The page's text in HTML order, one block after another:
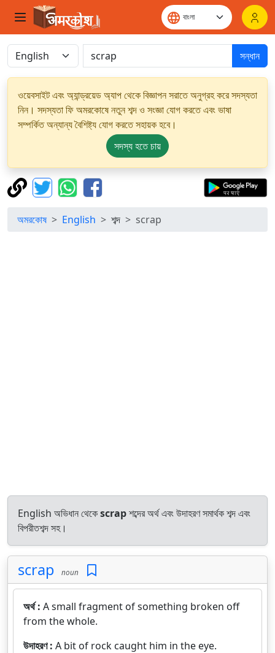
সন্ধান
ওয়েবসাইট এবং অ্যান্ড্রয়েড অ্যাপ থেকে বিজ্ঞাপন সরাতে অনুগ্রহ করে সদস্যতা
নিন। সদস্যতা ফি অমরকোষে নতুন শব্দ ও সংজ্ঞা যোগ করতে এবং ভাষা
সম্পর্কিত অন্যান্য বৈশিষ্ট্য যোগ করতে সহায়ক হবে।
সদস্য হতে চায়
অমরকোষ English শব্দ scrap
English অভিধান থেকেscrapশব্দের অর্থ এবং উদাহরণ সমার্থক শব্দ এবং
বিপরীতশব্দ সহ।
scrap noun
অর্থ : A small fragment of something broken off
from the whole.
উদাহরণ : A bit of rock caught him in the eye.